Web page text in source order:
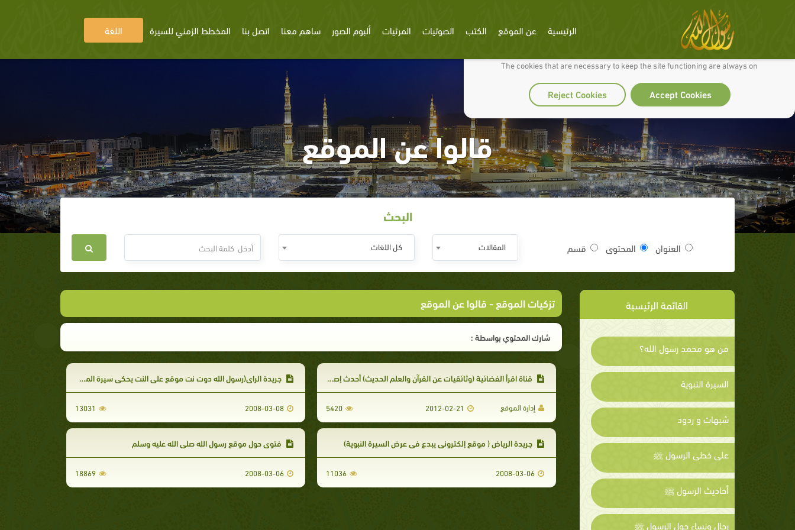
We use cookies to make our site work well for you and so we can continually improve it.
The cookies that are necessary to keep the site functioning are always on
Accept Cookies
Reject Cookies
الرئيسية عن الموقع الكتب الصوتيات المرئيات ألبوم الصور ساهم معنا اتصل بنا المخطط الزمني للسيرة اللغة
قالوا عن الموقع
البحث
العنوان المحتوى قسم المقالات كل اللغات
القائمة الرئيسية
من هو محمد رسول الله؟
السيرة النبوية
شبهات و ردود
على خطى الرسول ﷺ
أحاديث الرسول ﷺ
رجال ونساء حول الرسول ﷺ
تزكيات الموقع - قالوا عن الموقع
شارك المحتوي بواسطة :
قناة اقرأ الفضائية (وثائقيات عن القرآن والعلم الحديث) أحدث إصدارات موقع رسول الله
إدارة الموقع 2012-02-21
5420
جريدة الراى(رسول الله دوت نت موقع على النت يحكي سيرة المصطفى ويرد على المسيئين)
2008-03-08
13031
جريدة الرياض ( موقع إلكتروني يبدع في عرض السيرة النبوية)
2008-03-06
11036
فتوى حول موقع رسول الله صلى الله عليه وسلم
2008-03-06
18869